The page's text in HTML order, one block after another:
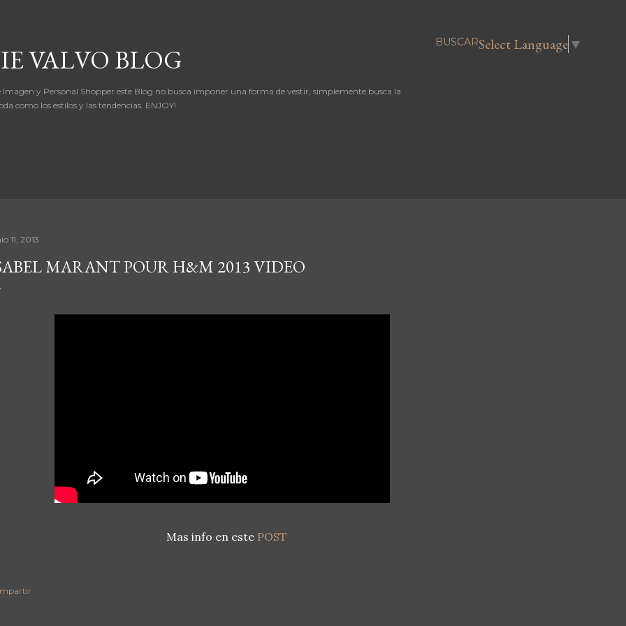
BUSCARSelect Language▼
VALVO BLOG
Imagen y Personal Shopper este Blog no busca imponer una forma de vestir, simplemente busca la
como los estilos y las tendencias. ENJOY!
11, 2013
MARANT POUR H&M 2013 VIDEO
Mas info en este POST